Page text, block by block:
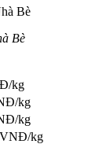
Bè
kg
kg
kg
VNĐ/kg